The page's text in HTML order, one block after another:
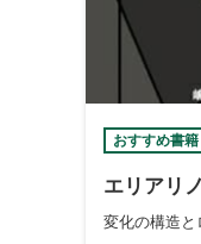
おすすめ書
エリアリ
変化の構造と